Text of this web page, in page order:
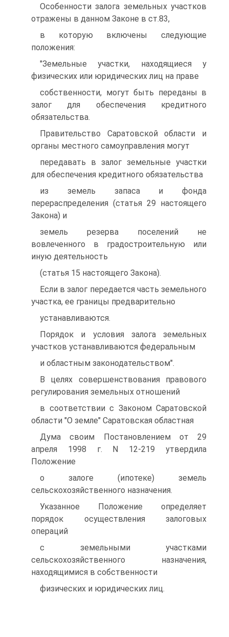
Особенности залога земельных участков
отражены в данном Законе в ст.83,
в которую включены следующие
положения:
"Земельные участки, находящиеся у
физических или юридических лиц на праве
собственности, могут быть переданы в
залог для обеспечения кредитного
обязательства.
Правительство Саратовской области и
органы местного самоуправления могут
передавать в залог земельные участки
для обеспечения кредитного обязательства
из земель запаса и фонда
перераспределения (статья 29 настоящего
Закона) и
земель резерва поселений не
вовлеченного в градостроительную или
иную деятельность
(статья 15 настоящего Закона).
Если в залог передается часть земельного
участка, ее границы предварительно
устанавливаются.
Порядок и условия залога земельных
участков устанавливаются федеральным
и областным законодательством".
В целях совершенствования правового
регулирования земельных отношений
в соответствии с Законом Саратовской
области "О земле" Саратовская областная
Дума своим Постановлением от 29
апреля 1998 г. N 12-219 утвердила
Положение
о залоге (ипотеке) земель
сельскохозяйственного назначения.
Указанное Положение определяет
порядок осуществления залоговых
операций
с земельными участками
сельскохозяйственного назначения,
находящимися в собственности
физических и юридических лиц.